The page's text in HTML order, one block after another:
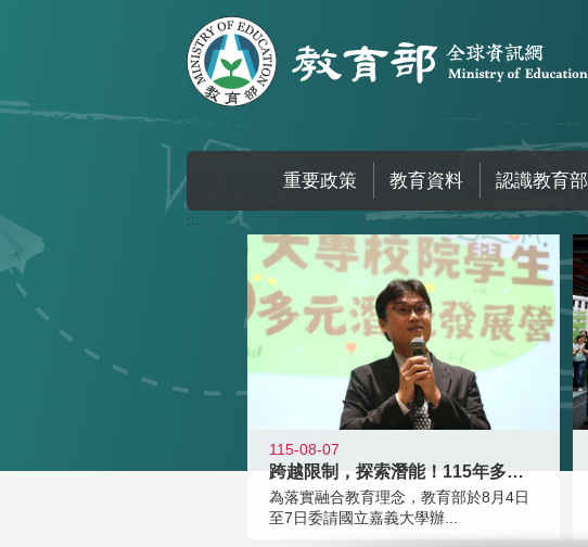
重要政策 教育資料 認識教育部
:::
115-08-07
跨越限制，探索潛能！115年多元潛
為落實融合教育理念，教育部於8月4日
至7日委請國立嘉義大學辦...